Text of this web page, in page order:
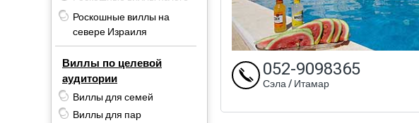
Роскошные виллы на
севере Израиля
Виллы по целевой
аудитории
Виллы для семей
Виллы для пар
052-9098365
Сэла / Итамар